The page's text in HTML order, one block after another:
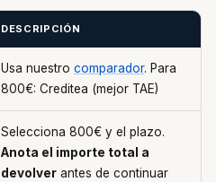
DESCRIPCIÓN
Usa nuestro comparador. Para
800€: Creditea (mejor TAE)
Selecciona 800€ y el plazo.
Anota el importe total a
devolver antes de continuar